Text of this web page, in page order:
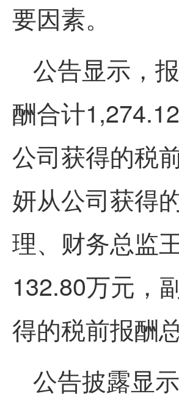
要因素。
公告显示，
酬合计
公司获得的税
妍从公司获得
理、财务总监
132.80万元，
得的税前报酬
公告披露显